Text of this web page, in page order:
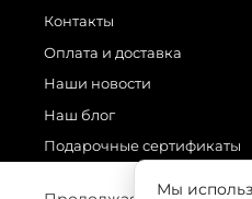
Контакты
Оплата и доставка
Наши новости
Наш блог
Подарочные сертификаты
Мы